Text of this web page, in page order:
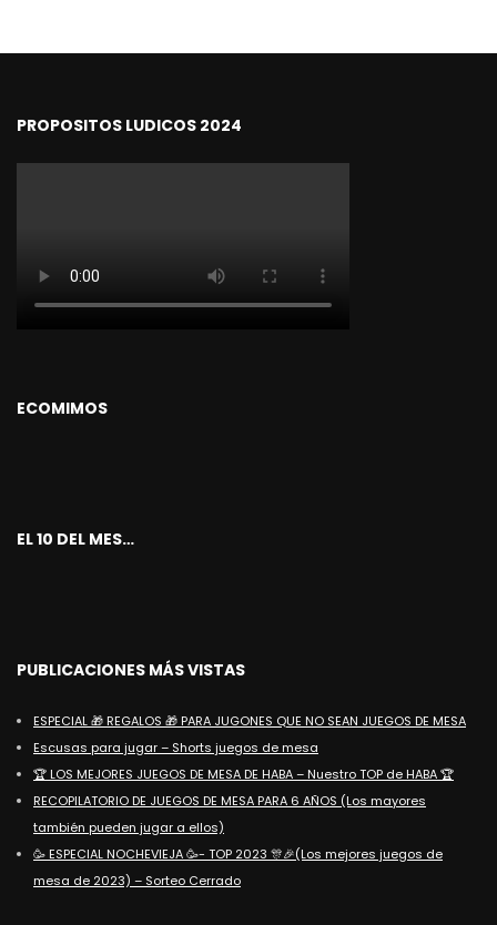
PROPOSITOS LUDICOS 2024
ECOMIMOS
EL 10 DEL MES…
PUBLICACIONES MÁS VISTAS
ESPECIAL 🎁 REGALOS 🎁 PARA JUGONES QUE NO SEAN JUEGOS DE MESA
Escusas para jugar – Shorts juegos de mesa
🏆 LOS MEJORES JUEGOS DE MESA DE HABA – Nuestro TOP de HABA 🏆
RECOPILATORIO DE JUEGOS DE MESA PARA 6 AÑOS (Los mayores
también pueden jugar a ellos)
🥳 ESPECIAL NOCHEVIEJA 🥳- TOP 2023 🎊🎉(Los mejores juegos de
mesa de 2023) – Sorteo Cerrado